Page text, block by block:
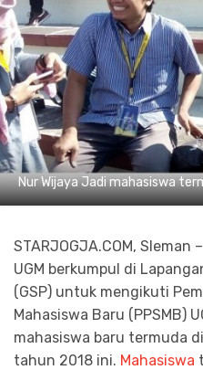
Nur Wijaya Jadi mahasiswa
STARJOGJA.COM, Sleman
UGM berkumpul di
(GSP) untuk mengikuti
Mahasiswa Baru (PPSMB)
mahasiswa baru termuda
tahun 2018 ini. Mahasiswa